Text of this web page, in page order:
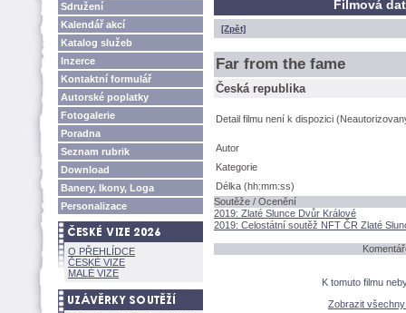
Sdružení
Kalendář akcí
Katalog služeb
Inzerce
Kontaktní formulář
Autorské poplatky
Fotogalerie
Poradna
Seznam rubrik
Download
Banery, Ikony, Loga
Personalizace
O PŘEHLÍDCE
ČESKÉ VIZE
MALÉ VIZE
Filmová
[Zpět]
Far from the fame
Česká republika
Detail filmu není k dispozici
Autor
Kategorie
Délka (hh:mm:ss)
Soutěže / Ocenění
2019: Zlaté Slunce Dvůr Králové
2019: Celostátní soutěž NFT ČR Zlaté
K tomuto filmu
Zobrazit